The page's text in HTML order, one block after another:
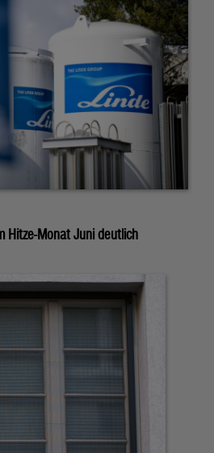
Hitze-Monat Juni deutlich